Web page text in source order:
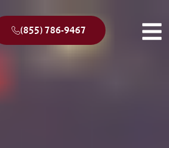
(855) 786-9467